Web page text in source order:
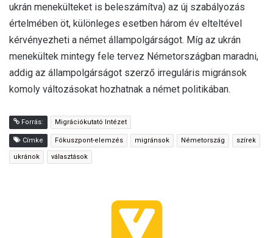
ukrán menekülteket is beleszámítva) az új szabályozás
értelmében öt, különleges esetben három év elteltével
kérvényezheti a német állampolgárságot. Míg az ukrán
menekültek mintegy fele tervez Németországban maradni,
addig az állampolgárságot szerző irreguláris migránsok
komoly változásokat hozhatnak a német politikában.
Forrás: Migrációkutató Intézet
Címke Fókuszpont-elemzés migránsok Németország szírek
ukránok választások